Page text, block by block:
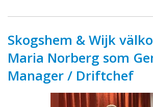
Skogshem & Wijk
Maria Norberg som
Manager / Driftchef